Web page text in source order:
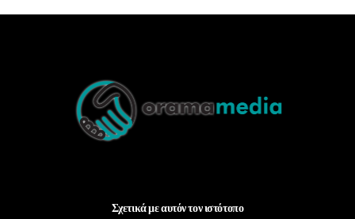
Top
Σχετικά με αυτόν τον ιστότοπο